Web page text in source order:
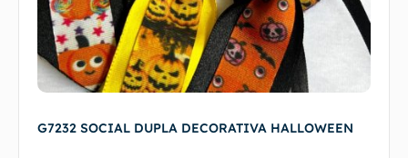
G7232 SOCIAL DUPLA DECORATIVA HALLOWEEN